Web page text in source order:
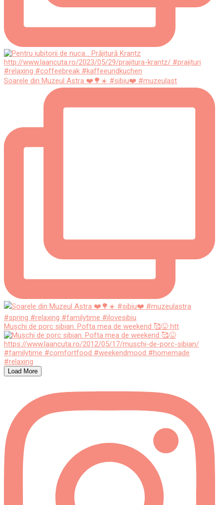
Soarele din Muzeul Astra ❤️🌳☀️ #sibiu❤️ #muzeulast
Mușchi de porc sibian. Pofta mea de weekend 🥰😜 htt
Load More